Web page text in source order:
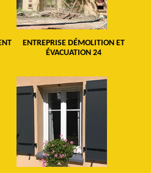
ENTREPRISE DÉMOLITION ET
ÉVACUATION 24